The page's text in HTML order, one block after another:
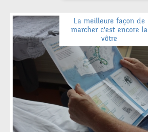
La meilleure façon de
marcher c'est encore la
vôtre